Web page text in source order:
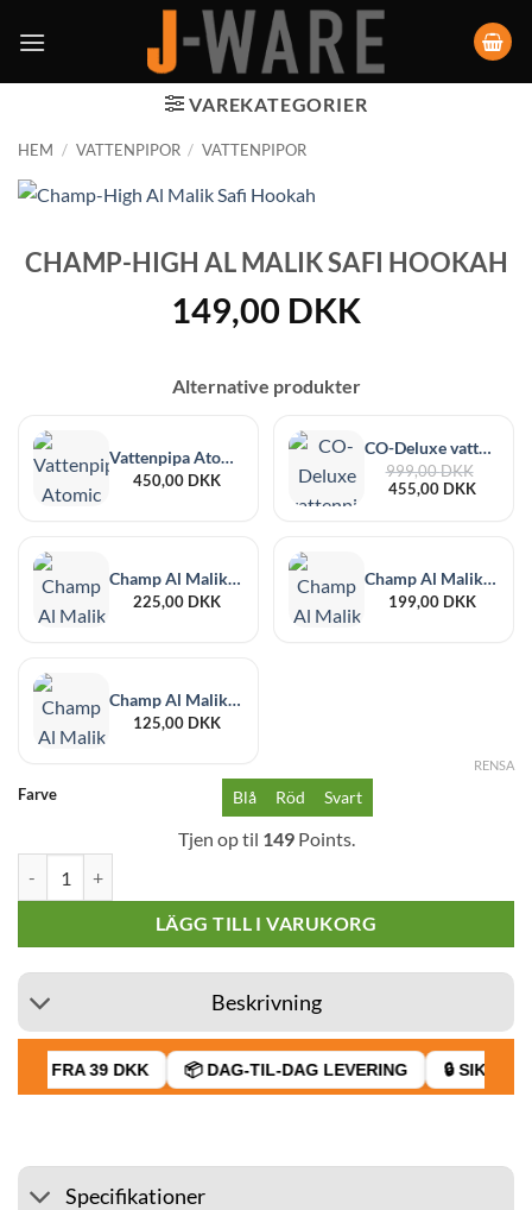
VAREKATEGORIER
HEM / VATTENPIPOR / VATTENPIPOR
CHAMP-HIGH AL MALIK SAFI HOOKAH
149,00 DKK
Alternative produkter
Vattenpipa Atomic Aluminium 47 cm
450,00 DKK
CO-Deluxe vattenpipa 28 cm
999,00DKK
455,00 DKKDet
Champ Al Malik Khouribga vattenpipa 38 cm
225,00 DKK
Champ Al Malik Temara vattenpipa 38 cm
199,00 DKK
Champ Al Malik Essaouira vattenpipa 25 cm
125,00 DKK
Farve Blå Röd Svart
RENSA
Tjen op til 149Points.
LÄGG TILL I VARUKORG
Beskrivning
FRA 39 DKK 📦 DAG-TIL-DAG LEVERING 🔒 SIKKER
Specifikationer